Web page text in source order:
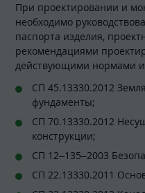
При проектировании и
необходимо
паспорта изделия,
рекомендациями
действующими нормами
СП 45.13330.2012
фундаменты;
СП 70.13330.2012
конструкции;
СП 12–135–2003
СП 22.13330.2011